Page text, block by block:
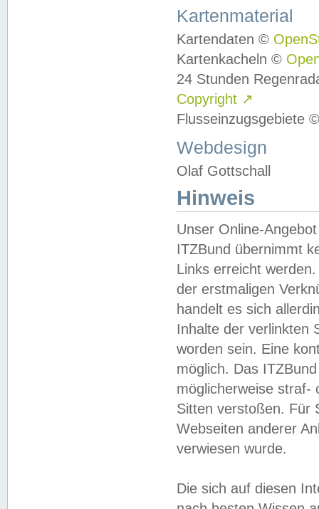
Kartenmaterial
Kartendaten ©
Kartenkacheln ©
24 Stunden
Copyright ↗
Flusseinzugsgebiete
Webdesign
Olaf Gottschall
Hinweis
Unser Online-
ITZBund übernimmt
Links erreicht
der erstmaligen
handelt es sich
Inhalte der verlinkten
worden sein. Eine
möglich. Das
möglicherweise straf-
Sitten verstoßen. Für
Webseiten anderer
verwiesen wurde.
Die sich auf diesen